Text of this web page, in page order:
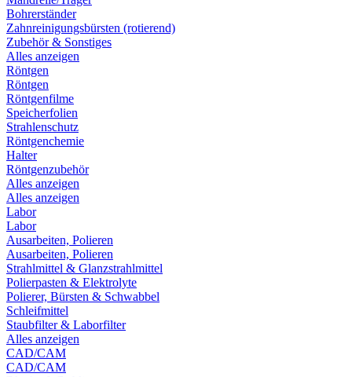
Bohrerständer
Zahnreinigungsbürsten (rotierend)
Zubehör & Sonstiges
Alles anzeigen
Röntgen
Röntgen
Röntgenfilme
Speicherfolien
Strahlenschutz
Röntgenchemie
Halter
Röntgenzubehör
Alles anzeigen
Alles anzeigen
Labor
Labor
Ausarbeiten, Polieren
Ausarbeiten, Polieren
Strahlmittel & Glanzstrahlmittel
Polierpasten & Elektrolyte
Polierer, Bürsten & Schwabbel
Schleifmittel
Staubfilter & Laborfilter
Alles anzeigen
CAD/CAM
CAD/CAM